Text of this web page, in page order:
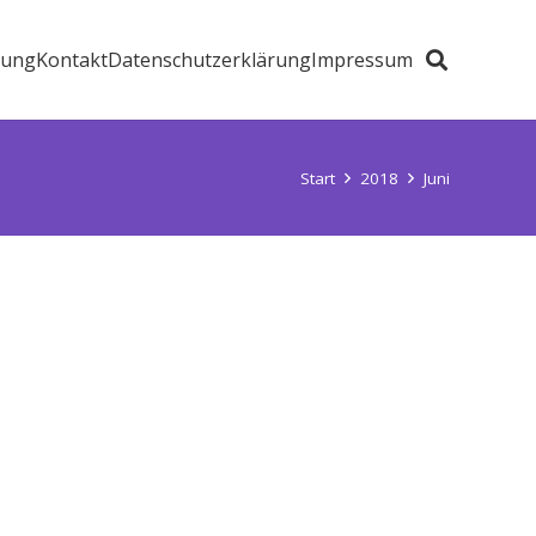
KontaktDatenschutzerklärungImpressum
Start 2018 Juni